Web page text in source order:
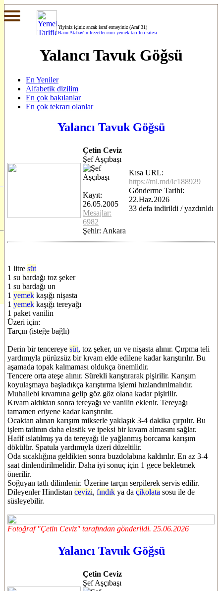
Yiyiniz içiniz ancak israf etmeyiniz (Araf 31)
Banu Atabay'in lezzetler.com yemek tarifleri sitesi
Yalancı Tavuk Göğsü
En Yeniler
Alfabetik dizilim
En çok bakılanlar
En çok tekrarı olanlar
Yalancı Tavuk Göğsü
Çetin Ceviz
Şef Aşçıbaşı
Kayıt:
26.05.2005
Mesajlar:
6982
Şehir: Ankara
Kısa URL:
https://ml.md/lc188929
Gönderme Tarihi:
22.Haz.2026
33 defa indirildi / yazdırıldı
1 litre süt
1 su bardağı toz şeker
1 su bardağı un
1 yemek kaşığı nişasta
1 yemek kaşığı tereyağı
1 paket vanilin
Üzeri için:
Tarçın (isteğe bağlı)
Derin bir tencereye süt, toz şeker, un ve nişasta alınır. Çırpma teli
yardımıyla pürüzsüz bir kıvam elde edilene kadar karıştırılır. Bu
aşamada topak kalmaması oldukça önemlidir.
Tencere orta ateşe alınır. Sürekli karıştırarak pişirilir. Karışım
koyulaşmaya başladıkça karıştırma işlemi hızlandırılmalıdır.
Muhallebi kıvamına gelip göz göz olana kadar pişirilir.
Kıvam aldıktan sonra tereyağı ve vanilin eklenir. Tereyağı
tamamen eriyene kadar karıştırılır.
Ocaktan alınan karışım mikserle yaklaşık 3-4 dakika çırpılır. Bu
işlem tatlının daha elastik ve ipeksi bir kıvam almasını sağlar.
Hafif ıslatılmış ya da tereyağı ile yağlanmış borcama karışım
dökülür. Spatula yardımıyla üzeri düzeltilir.
Oda sıcaklığına geldikten sonra buzdolabına kaldırılır. En az 3-4
saat dinlendirilmelidir. Daha iyi sonuç için 1 gece bekletmek
önerilir.
Soğuyan tatlı dilimlenir. Üzerine tarçın serpilerek servis edilir.
Dileyenler Hindistan cevizi, fındık ya da çikolata sosu ile de
süsleyebilir.
Fotoğraf "Çetin Ceviz" tarafından gönderildi. 25.06.2026
Yalancı Tavuk Göğsü
Çetin Ceviz
Şef Aşçıbaşı